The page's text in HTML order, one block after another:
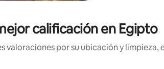
calificación en Egipto
valoraciones por su ubicación y limpieza,